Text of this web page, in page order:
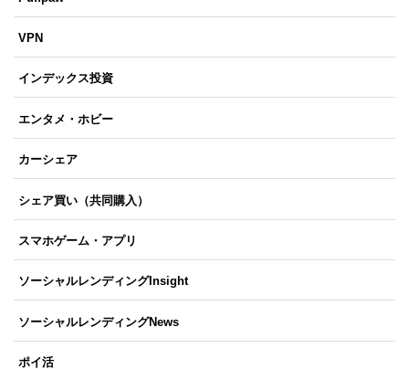
VPN
インデックス投資
エンタメ・ホビー
カーシェア
シェア買い（共同購入）
スマホゲーム・アプリ
ソーシャルレンディングInsight
ソーシャルレンディングNews
ポイ活